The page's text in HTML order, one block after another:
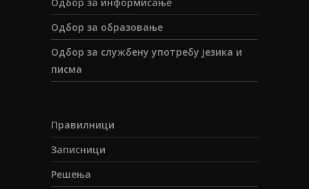
Одбор за образовање
Одбор за службену употребу језика и
писма
Правилници
Записници
Решења